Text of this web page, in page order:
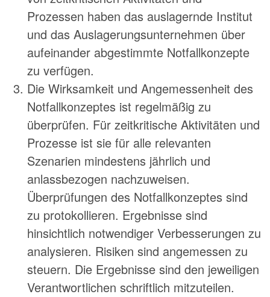
Prozessen haben das auslagernde Institut
und das Auslagerungsunternehmen über
aufeinander abgestimmte Notfallkonzepte
zu verfügen.
Die Wirksamkeit und Angemessenheit des
Notfallkonzeptes ist regelmäßig zu
überprüfen. Für zeitkritische Aktivitäten und
Prozesse ist sie für alle relevanten
Szenarien mindestens jährlich und
anlassbezogen nachzuweisen.
Überprüfungen des Notfallkonzeptes sind
zu protokollieren. Ergebnisse sind
hinsichtlich notwendiger Verbesserungen zu
analysieren. Risiken sind angemessen zu
steuern. Die Ergebnisse sind den jeweiligen
Verantwortlichen schriftlich mitzuteilen.